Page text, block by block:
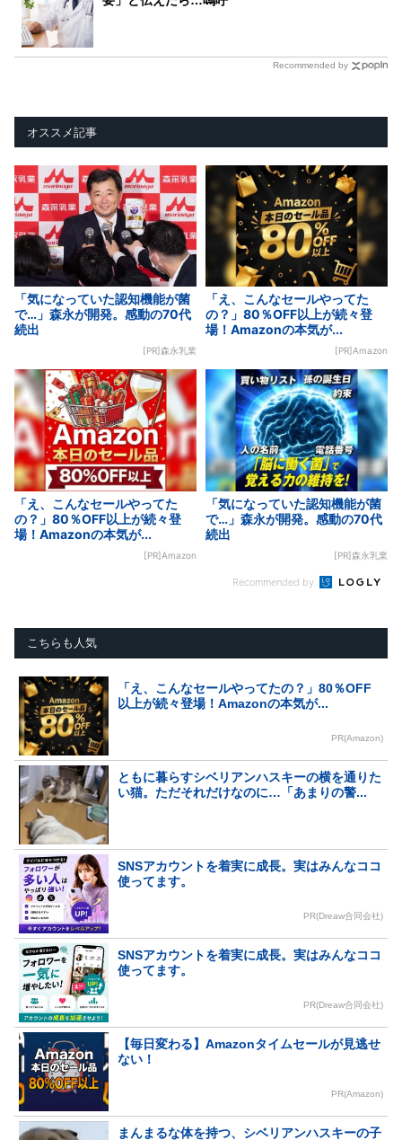
Recommended by
オススメ記事
「気になっていた認知機能が菌
で…」森永が開発。感動の70代
続出
[PR]森永乳業
「え、こんなセールやってた
の？」80％OFF以上が続々登
場！Amazonの本気が...
[PR]Amazon
「え、こんなセールやってた
の？」80％OFF以上が続々登
場！Amazonの本気が...
[PR]Amazon
「気になっていた認知機能が菌
で…」森永が開発。感動の70代
続出
[PR]森永乳業
Recommended by
こちらも人気
「え、こんなセールやってたの？」80％OFF
以上が続々登場！Amazonの本気が...
PR(Amazon)
ともに暮らすシベリアンハスキーの横を通りた
い猫。ただそれだけなのに…「あまりの警...
SNSアカウントを着実に成長。実はみんなココ
使ってます。
PR(Dreaw合同会社)
SNSアカウントを着実に成長。実はみんなココ
使ってます。
PR(Dreaw合同会社)
【毎日変わる】Amazonタイムセールが見逃せ
ない！
PR(Amazon)
まんまるな体を持つ、シベリアンハスキーの子